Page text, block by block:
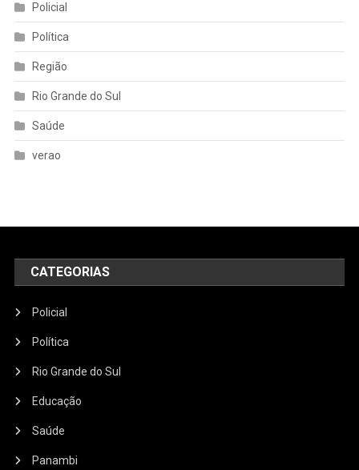
Policial
Política
Região
Rio Grande do Sul
Saúde
verao
CATEGORIAS
Policial
Política
Rio Grande do Sul
Educação
Saúde
Panambi